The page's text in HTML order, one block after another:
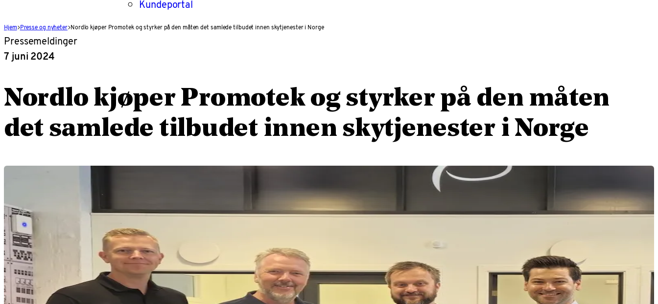
Kundeportal
Hjem Presse og nyheter Nordlo kjøper Promotek og styrker på den måten det samlede tilbudet innen skytjenester i Norge
Pressemeldinger
7 juni 2024
Nordlo kjøper Promotek og styrker på den måten
det samlede tilbudet innen skytjenester i Norge